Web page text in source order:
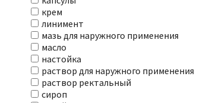
крем
линимент
мазь для наружного применения
масло
настойка
раствор для наружного применения
раствор ректальный
сироп